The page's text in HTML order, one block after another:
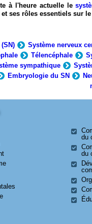
à l'heure actuelle le
ses rôles essentiels sur
Système nerveux
Télencéphale
sympathique
Embryologie du SN
du
du